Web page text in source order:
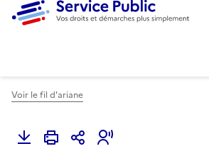
Voir le fil d'ariane